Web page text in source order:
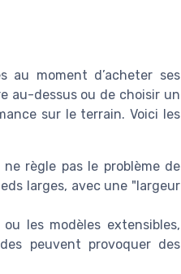
au moment d’acheter ses
au-dessus ou de choisir un
sur le terrain. Voici les
règle pas le problème de
larges, avec une "largeur
les modèles extensibles,
peuvent provoquer des